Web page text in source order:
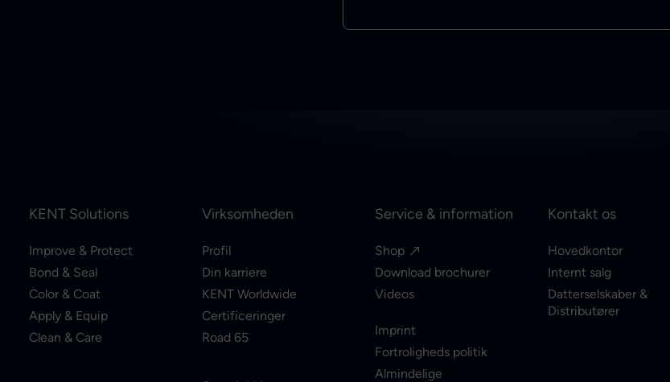
KENT Solutions
Improve & Protect
Bond & Seal
Color & Coat
Apply & Equip
Clean & Care
Virksomheden
Profil
Din karriere
KENT Worldwide
Certificeringer
Road 65
Service & information
Shop
Download brochurer
Videos
Imprint
Fortroligheds politik
Almindelige
Kontakt os
Hovedkontor
Internt salg
Datterselskaber &
Distributører